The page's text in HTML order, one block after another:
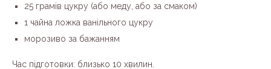
25 грамів цукру (або меду, або за смаком)
1 чайна ложка ванільного цукру
морозиво за бажанням
Час підготовки: близько 10 хвилин.